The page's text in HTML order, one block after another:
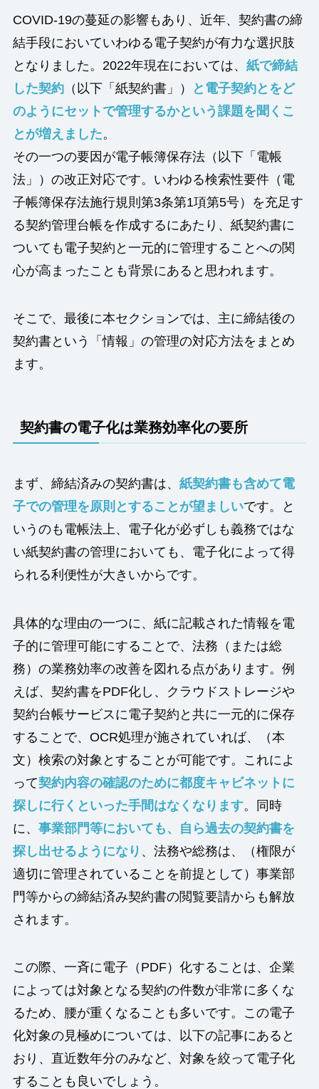
COVID-19の蔓延の影響もあり、近年、契約書の締
結手段においていわゆる電子契約が有力な選択肢
となりました。2022年現在においては、 紙で締結
した契約（以下「紙契約書」）
と電子契約とをど
のようにセットで管理するかという課題を聞くこ
とが増えました。
その一つの要因が電子帳簿保存法（以下「電帳
法」）の改正対応です。いわゆる検索性要件（電
子帳簿保存法施行規則第3条第1項第5号）を充足す
る契約管理台帳を作成するにあたり、紙契約書に
ついても電子契約と一元的に管理することへの関
心が高まったことも背景にあると思われます。
そこで、最後に本セクションでは、主に締結後の
契約書という「情報」の管理の対応方法をまとめ
ます。
契約書の電子化は業務効率化の要所
まず、締結済みの契約書は、 紙契約書も含めて電
子での管理を原則とすることが望ましいです。と
いうのも電帳法上、電子化が必ずしも義務ではな
い紙契約書の管理においても、電子化によって得
られる利便性が大きいからです。
具体的な理由の一つに、紙に記載された情報を電
子的に管理可能にすることで、法務（または総
務）の業務効率の改善を図れる点があります。例
えば、契約書をPDF化し、クラウドストレージや
契約台帳サービスに電子契約と共に一元的に保存
することで、OCR処理が施されていれば、（本
文）検索の対象とすることが可能です。これによ
って契約内容の確認のために都度キャビネットに
探しに行くといった手間はなくなります。同時
に、 事業部門等においても、自ら過去の契約書を
探し出せるようになり 、法務や総務は、（権限が
適切に管理されていることを前提として）事業部
門等からの締結済み契約書の閲覧要請からも解放
されます。
この際、一斉に電子（PDF）化することは、企業
によっては対象となる契約の件数が非常に多くな
るため、腰が重くなることも多いです。この電子
化対象の見極めについては、以下の記事にあると
おり、直近数年分のみなど、対象を絞って電子化
することも良いでしょう。